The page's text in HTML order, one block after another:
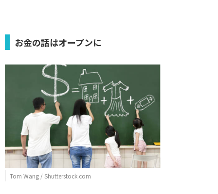
お金の話はオープンに
Tom Wang / Shutterstock.com